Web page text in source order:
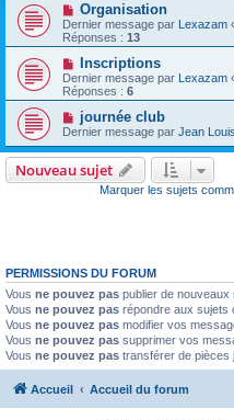
Organisation
Dernier message par Lexazam
Réponses : 13
Inscriptions
Dernier message par Lexazam
Réponses : 6
journée club
Dernier message par Jean
Nouveau sujet
Marquer les sujets
PERMISSIONS DU FORUM
Vous ne pouvez pas publier de
Vous ne pouvez pas répondre aux sujets
Vous ne pouvez pas modifier vos
Vous ne pouvez pas supprimer vos
Vous ne pouvez pas transférer de pièces
Accueil Accueil du forum